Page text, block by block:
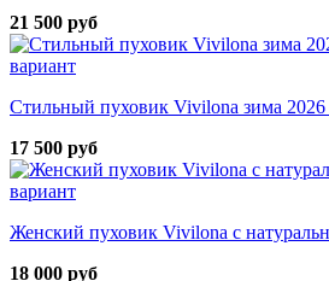
21 500 руб
вариант
Стильный пуховик Vivilona зима
17 500 руб
вариант
Женский пуховик Vivilona с
18 000 руб